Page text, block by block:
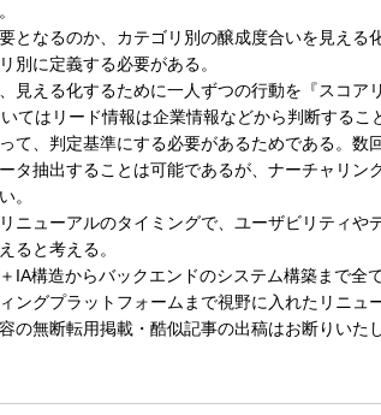
となるのか、カテゴリ別の醸成度合いを見え
別に定義する必要がある。
見える化するために一人ずつの行動を『スコア
てはリード情報は企業情報などから判断する
て、判定基準にする必要があるためである。
タ抽出することは可能であるが、ナーチャリ
。
ニューアルのタイミングで、ユーザビリティ
ると考える。
IA構造からバックエンドのシステム構築まで全
ングプラットフォームまで視野に入れたリニュ
の無断転用掲載・酷似記事の出稿はお断りいた